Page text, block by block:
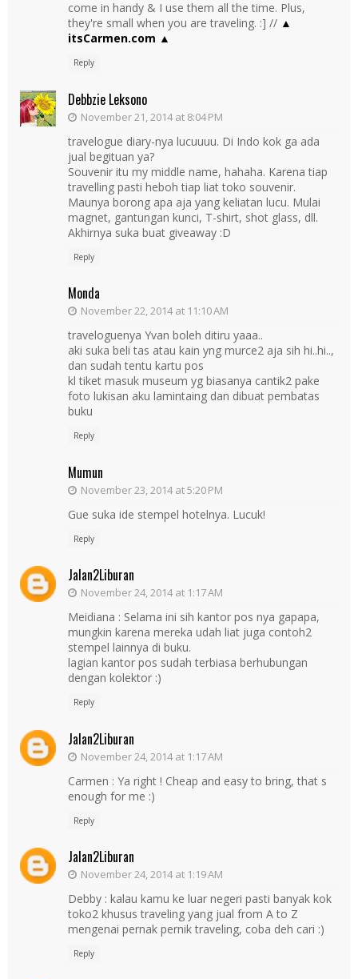
come in handy & I use them all the time. Plus,
they're small when you are traveling. :] // ▲
itsCarmen.com ▲
Reply
Debbzie Leksono
November 21, 2014 at 8:04 PM
travelogue diary-nya lucuuuu. Di Indo kok ga ada
jual begituan ya?
Souvenir itu my middle name, hahaha. Karena tiap
travelling pasti heboh tiap liat toko souvenir.
Maunya borong apa aja yang keliatan lucu. Mulai
magnet, gantungan kunci, T-shirt, shot glass, dll.
Akhirnya suka buat giveaway :D
Reply
Monda
November 22, 2014 at 11:10 AM
traveloguenya Yvan boleh ditiru yaaa..
aki suka beli tas atau kain yng murce2 aja sih hi..hi..,
dan sudah tentu kartu pos
kl tiket masuk museum yg biasanya cantik2 pake
foto lukisan aku lamintaing dan dibuat pembatas
buku
Reply
Mumun
November 23, 2014 at 5:20 PM
Gue suka ide stempel hotelnya. Lucuk!
Reply
Jalan2Liburan
November 24, 2014 at 1:17 AM
Meidiana : Selama ini sih kantor pos nya gapapa,
mungkin karena mereka udah liat juga contoh2
stempel lainnya di buku.
lagian kantor pos sudah terbiasa berhubungan
dengan kolektor :)
Reply
Jalan2Liburan
November 24, 2014 at 1:17 AM
Carmen : Ya right ! Cheap and easy to bring, that s
enough for me :)
Reply
Jalan2Liburan
November 24, 2014 at 1:19 AM
Debby : kalau kamu ke luar negeri pasti banyak kok
toko2 khusus traveling yang jual from A to Z
mengenai pernak pernik traveling, coba deh cari :)
Reply